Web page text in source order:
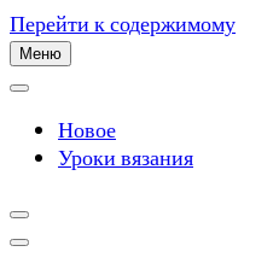
Перейти к содержимому
Меню
Новое
Уроки вязания